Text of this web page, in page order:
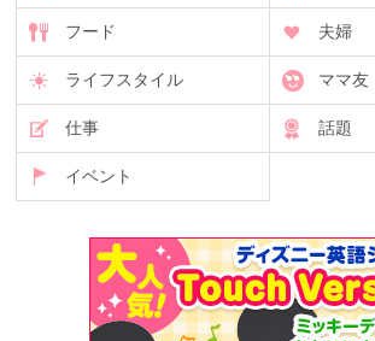
フード 夫婦
ライフスタイル ママ友
仕事 話題
イベント